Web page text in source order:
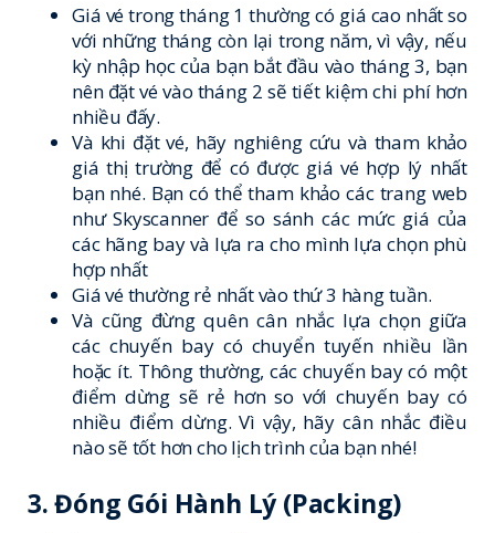
Giá vé trong tháng 1 thường có giá cao nhất so
với những tháng còn lại trong năm, vì vậy, nếu
kỳ nhập học của bạn bắt đầu vào tháng 3, bạn
nên đặt vé vào tháng 2 sẽ tiết kiệm chi phí hơn
nhiều đấy.
Và khi đặt vé, hãy nghiêng cứu và tham khảo
giá thị trường để có được giá vé hợp lý nhất
bạn nhé. Bạn có thể tham khảo các trang web
như Skyscanner để so sánh các mức giá của
các hãng bay và lựa ra cho mình lựa chọn phù
hợp nhất
Giá vé thường rẻ nhất vào thứ 3 hàng tuần.
Và cũng đừng quên cân nhắc lựa chọn giữa
các chuyến bay có chuyển tuyến nhiều lần
hoặc ít. Thông thường, các chuyến bay có một
điểm dừng sẽ rẻ hơn so với chuyến bay có
nhiều điểm dừng. Vì vậy, hãy cân nhắc điều
nào sẽ tốt hơn cho lịch trình của bạn nhé!
3. Đóng Gói Hành Lý (Packing)